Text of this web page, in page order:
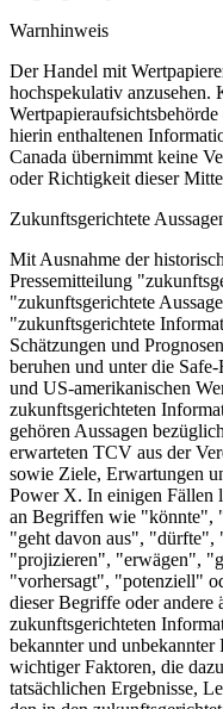
Warnhinweis
Der Handel mit
hochspekulativ anzusehen.
hierin enthaltenen
Canada übernimmt keine
oder Richtigkeit dieser
Zukunftsgerichtete
Mit Ausnahme der
Pressemitteilung
"zukunftsgerichtete
"zukunftsgerichtete
Schätzungen und
beruhen und unter die
und US-amerikanischen
zukunftsgerichteten
gehören Aussagen
erwarteten TCV aus der
sowie Ziele, Erwartungen
Power X. In einigen Fällen
an Begriffen wie
"geht davon aus", "dürfte",
"projizieren", "erwägen",
"vorhersagt", "potenziell"
dieser Begriffe oder
zukunftsgerichteten
bekannter und
wichtiger Faktoren, die
tatsächlichen Ergebnisse,